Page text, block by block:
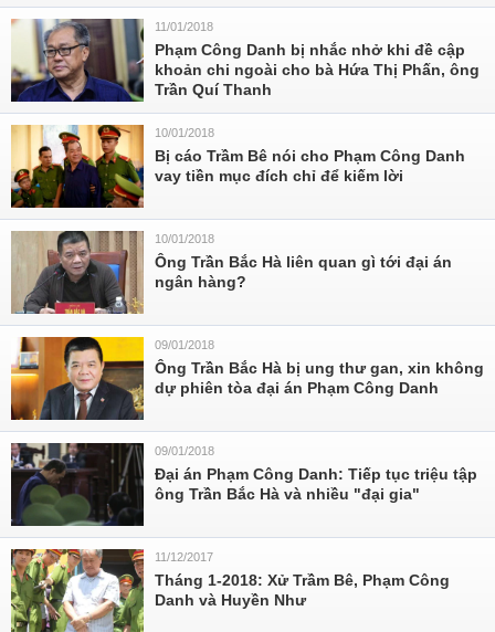
11/01/2018
Phạm Công Danh bị nhắc nhở khi đề cập
khoản chi ngoài cho bà Hứa Thị Phấn, ông
Trần Quí Thanh
10/01/2018
Bị cáo Trầm Bê nói cho Phạm Công Danh
vay tiền mục đích chỉ để kiếm lời
10/01/2018
Ông Trần Bắc Hà liên quan gì tới đại án
ngân hàng?
09/01/2018
Ông Trần Bắc Hà bị ung thư gan, xin không
dự phiên tòa đại án Phạm Công Danh
09/01/2018
Đại án Phạm Công Danh: Tiếp tục triệu tập
ông Trần Bắc Hà và nhiều "đại gia"
11/12/2017
Tháng 1-2018: Xử Trầm Bê, Phạm Công
Danh và Huyền Như